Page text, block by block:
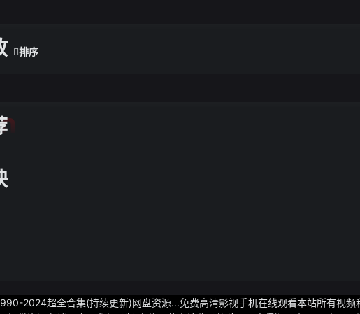
排序
2024超全合集(持续更新)网盘资源...免费高清影视手机在线观看本站所有视